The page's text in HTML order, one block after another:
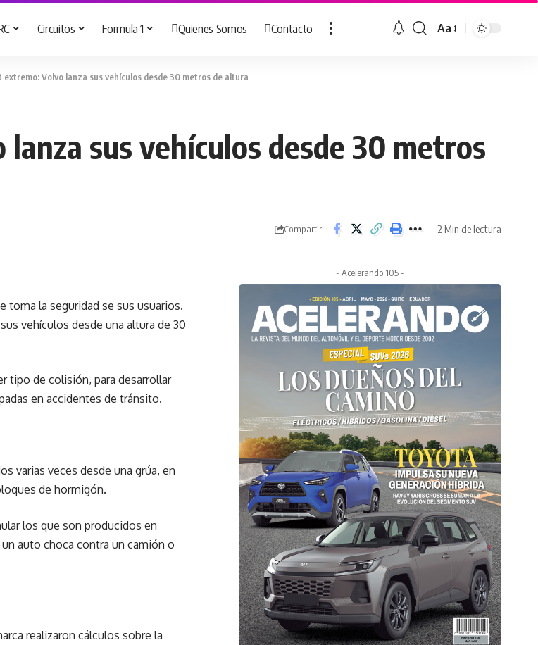
Circuitos Formula 1 Quienes Somos Contacto
Cambiar
Aa
extremo: Volvo lanza sus vehículos desde 30 metros de altura
sus vehículos desde 30 metros
Compartir 2 Min de lectura
toma la seguridad se sus usuarios.
vehículos desde una altura de 30
tipo de colisión, para desarrollar
en accidentes de tránsito.
varias veces desde una grúa, en
de hormigón.
los que son producidos en
auto choca contra un camión o
realizaron cálculos sobre la
- Acelerando 105 -